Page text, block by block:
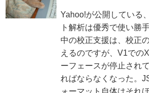
Yahoo!が公開している
ト解析は優秀で使い勝
中の校正支援は、校正
えるのですが、V1での
ーフェースが停止され
ればならなくなった。
ォーマット自体はそれ